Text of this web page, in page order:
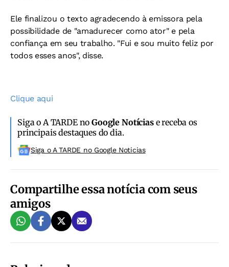
Ele finalizou o texto agradecendo à emissora pela
possibilidade de "amadurecer como ator" e pela
confiança em seu trabalho. "Fui e sou muito feliz por
todos esses anos", disse.
Clique aqui
Siga o A TARDE noGoogle Notíciase receba os
principais destaques do dia.
Siga o A TARDE no Google Noticias
Compartilhe essa notícia com seus
amigos